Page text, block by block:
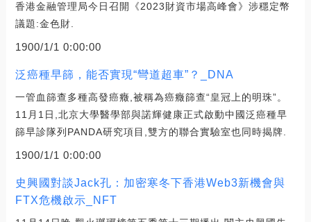
香港金融管理局今日召開《2023財資市場高峰會》涉穩定幣
議題:金色財.
1900/1/1 0:00:00
泛癌種早篩，能否實現“彎道超車”？_DNA
一管血篩查多種高發癌癥,被稱為癌癥篩查“皇冠上的明珠”。
11月1日,北京大學醫學部與諾輝健康正式啟動中國泛癌種早
篩早診隊列PANDA研究項目,雙方的聯合實驗室也同時揭牌.
1900/1/1 0:00:00
史興國對談Jack孔：加密寒冬下香港Web3新機會與
FTX危機啟示_NFT